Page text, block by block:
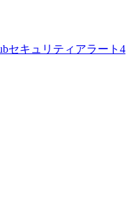
セキュリティアラート4